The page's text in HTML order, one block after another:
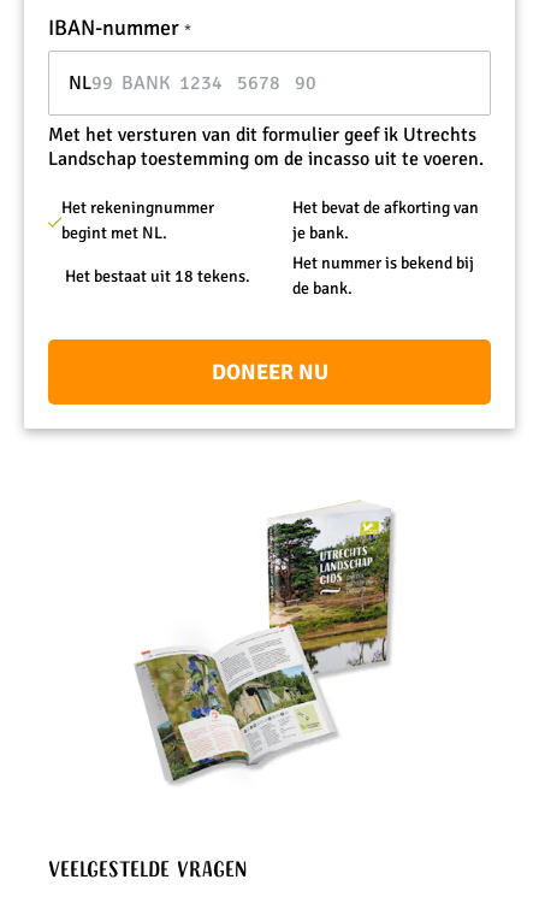
wil
doneren
via:
Betalen
via
machtiging
IBAN-nummer
NL
Met het versturen van dit formulier geef ik Utrechts
Landschap toestemming om de incasso uit te voeren.
Het rekeningnummer
begint met NL.
Het bevat de afkorting van
je bank.
Het bestaat uit 18 tekens.
Het nummer is bekend bij
de bank.
DONEER NU
Veelgestelde vragen